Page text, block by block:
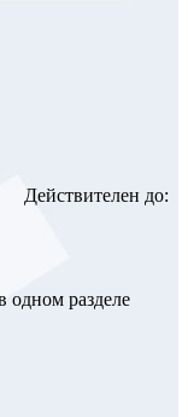
Действителен до:
одном разделе